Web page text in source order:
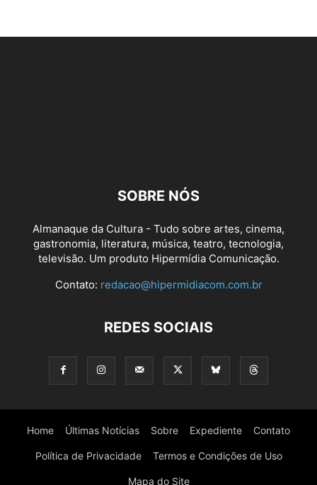
SOBRE NÓS
Almanaque da Cultura - Tudo sobre artes, cinema,
gastronomia, literatura, música, teatro, tecnologia,
televisão. Um produto Hipermídia Comunicação.
Contato: redacao@hipermidiacom.com.br
REDES SOCIAIS
Home Últimas Notícias Sobre Expediente Contato
Política de Privacidade Termos e Condições de Uso
Mapa do Site